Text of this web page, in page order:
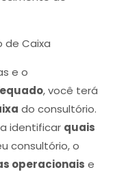
de Caixa
e o
, você terá
do consultório.
identificar quais
consultório, o
operacionais e